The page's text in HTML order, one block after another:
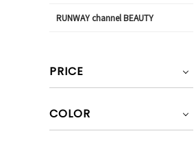
RUNWAY channel BEAUTY
PRICE
COLOR